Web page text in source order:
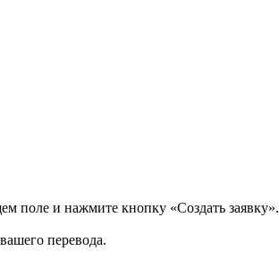
поле и нажмите кнопку «Создать заявку».
перевода.